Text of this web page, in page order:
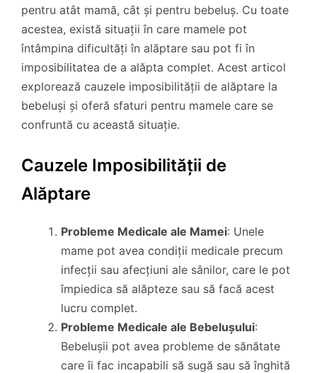
pentru atât mamă, cât și pentru bebeluș. Cu toate
acestea, există situații în care mamele pot
întâmpina dificultăți în alăptare sau pot fi în
imposibilitatea de a alăpta complet. Acest articol
explorează cauzele imposibilității de alăptare la
bebeluși și oferă sfaturi pentru mamele care se
confruntă cu această situație.
Cauzele Imposibilității de
Alăptare
Probleme Medicale ale Mamei: Unele
mame pot avea condiții medicale precum
infecții sau afecțiuni ale sânilor, care le pot
împiedica să alăpteze sau să facă acest
lucru complet.
Probleme Medicale ale Bebelușului:
Bebelușii pot avea probleme de sănătate
care îi fac incapabili să sugă sau să înghită